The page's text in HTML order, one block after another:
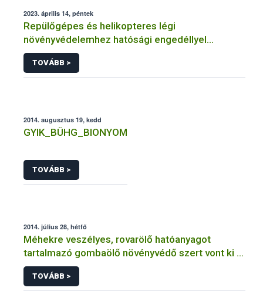
2023. április 14, péntek
Repülőgépes és helikopteres légi
növényvédelemhez hatósági engedéllyel
rendelkező szervezetek
TOVÁBB >
2014. augusztus 19, kedd
GYIK_BÜHG_BIONYOM
TOVÁBB >
2014. július 28, hétfő
Méhekre veszélyes, rovarölő hatóanyagot
tartalmazó gombaölő növényvédő szert vont ki a
forgalomból a NÉBIH
TOVÁBB >